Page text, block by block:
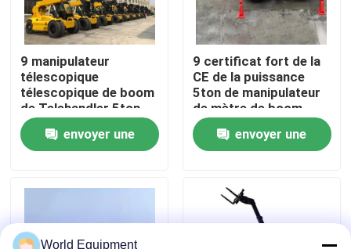
Nous contacter
Nouvelles
Les affaires
Excavatrice hydraulique de chenille
Mini Crawler Excavator
9 manipulateur
télescopique
télescopique de boom
de Telehandler 5ton
de chariot élévateur
de mètreenvoyer une
9 certificat fort de la
CE de la puissance
5ton de manipulateur
de mètre de boom
télescopique de
chariot élévateur
envoyer une
World Equipment